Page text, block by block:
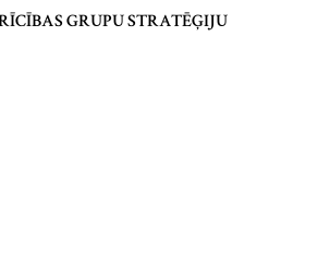
GRUPU STRATĒĢIJU